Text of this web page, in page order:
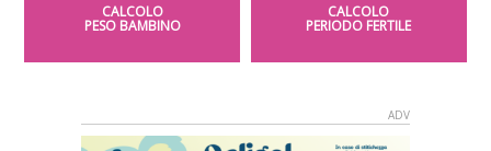
CALCOLO
PESO BAMBINO
CALCOLO
PERIODO FERTILE